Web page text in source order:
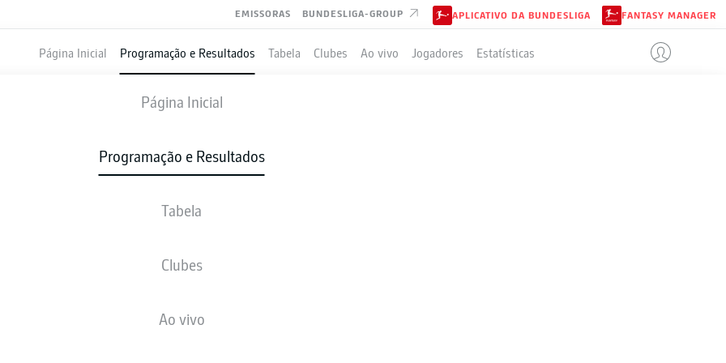
EMISSORAS BUNDESLIGA-GROUP APLICATIVO DA BUNDESLIGA FANTASY MANAGER
Página Inicial Programação e Resultados Tabela Clubes Ao vivo Jogadores Estatísticas
Página Inicial
Programação e Resultados
Tabela
Clubes
Ao vivo
WOLFSBURG AUGSBURG
1 0
ESCALAÇÕES